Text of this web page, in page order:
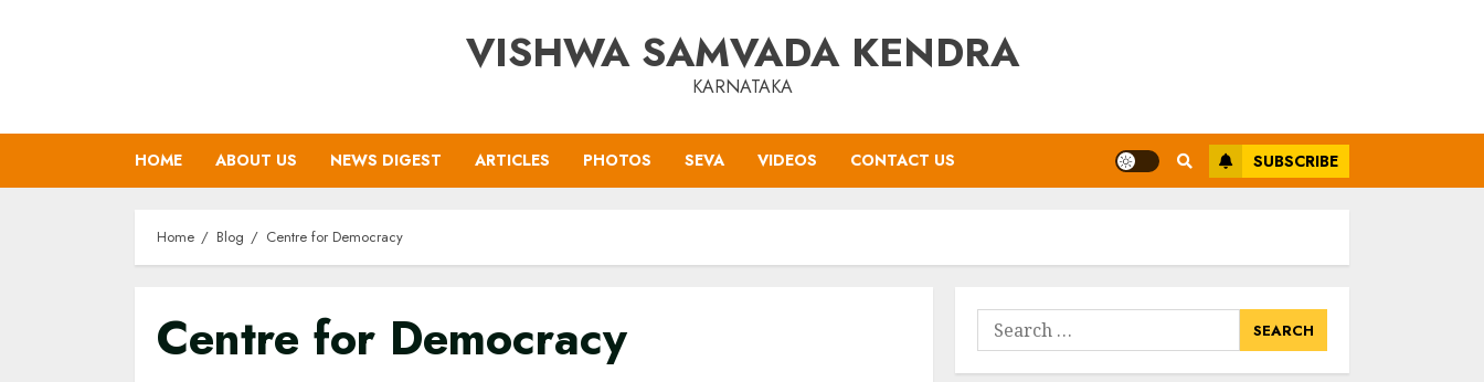
VISHWA SAMVADA KENDRA
KARNATAKA
HOME ABOUT US NEWS DIGEST ARTICLES PHOTOS SEVA VIDEOS CONTACT US SUBSCRIBE
Home Blog Centre for Democracy
Centre for Democracy
Search
for: